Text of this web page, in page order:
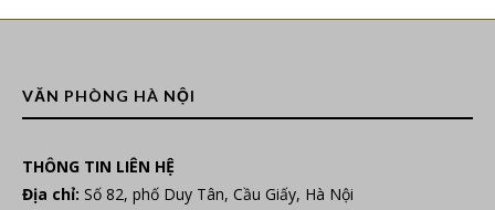
VĂN PHÒNG HÀ NỘI
THÔNG TIN LIÊN HỆ
Địa chỉ: Số 82, phố Duy Tân, Cầu Giấy, Hà Nội